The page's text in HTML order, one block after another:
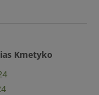
Kmetyko